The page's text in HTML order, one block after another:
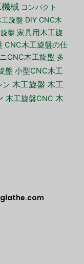
械 コンパクト
旋盤 DIY CNC木
盤 家具用木工旋
CNC木工旋盤の仕
CNC木工旋盤 多
盤 小型CNC木工
ン 木工旋盤 木工
木工旋盤CNC 木